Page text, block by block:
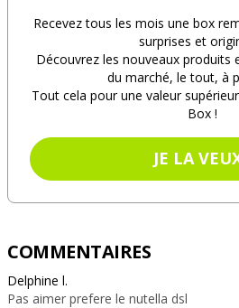
Recevez tous les mois une box
surprises et
Découvrez les nouveaux produits
du marché, le tout, à
Tout cela pour une valeur
Box !
JE LA
COMMENTAIRES
Delphine l.
Pas aimer prefere le nutella dsl